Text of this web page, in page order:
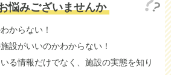
悩みございませんか
からない！
設がいいのかわからない！
る情報だけでなく、施設の実態を知り